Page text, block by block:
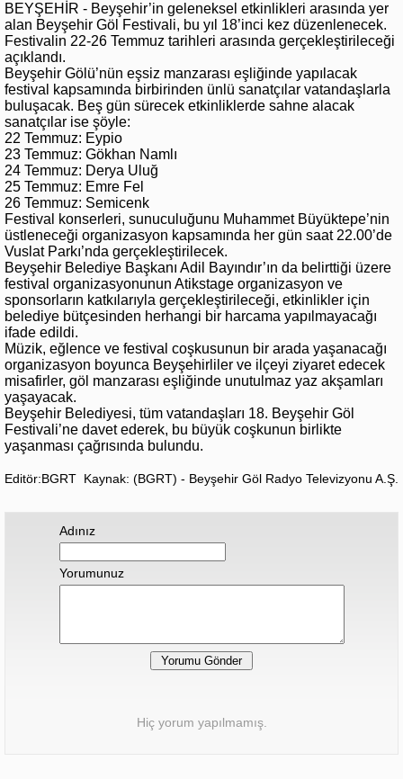
BEYŞEHİR - Beyşehir’in geleneksel etkinlikleri arasında yer
alan Beyşehir Göl Festivali, bu yıl 18’inci kez düzenlenecek.
Festivalin 22-26 Temmuz tarihleri arasında gerçekleştirileceği
açıklandı.
Beyşehir Gölü’nün eşsiz manzarası eşliğinde yapılacak
festival kapsamında birbirinden ünlü sanatçılar vatandaşlarla
buluşacak. Beş gün sürecek etkinliklerde sahne alacak
sanatçılar ise şöyle:
22 Temmuz: Eypio
23 Temmuz: Gökhan Namlı
24 Temmuz: Derya Uluğ
25 Temmuz: Emre Fel
26 Temmuz: Semicenk
Festival konserleri, sunuculuğunu Muhammet Büyüktepe’nin
üstleneceği organizasyon kapsamında her gün saat 22.00’de
Vuslat Parkı’nda gerçekleştirilecek.
Beyşehir Belediye Başkanı Adil Bayındır’ın da belirttiği üzere
festival organizasyonunun Atikstage organizasyon ve
sponsorların katkılarıyla gerçekleştirileceği, etkinlikler için
belediye bütçesinden herhangi bir harcama yapılmayacağı
ifade edildi.
Müzik, eğlence ve festival coşkusunun bir arada yaşanacağı
organizasyon boyunca Beyşehirliler ve ilçeyi ziyaret edecek
misafirler, göl manzarası eşliğinde unutulmaz yaz akşamları
yaşayacak.
Beyşehir Belediyesi, tüm vatandaşları 18. Beyşehir Göl
Festivali’ne davet ederek, bu büyük coşkunun birlikte
yaşanması çağrısında bulundu.
Editör:BGRT Kaynak: (BGRT) - Beyşehir Göl Radyo Televizyonu A.Ş.
Adınız
Yorumunuz
Hiç yorum yapılmamış.